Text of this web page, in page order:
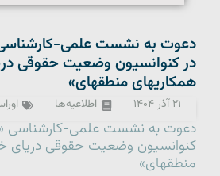
دعوت به نشست علمی-
در کنوانسیون وضعیت حقوقی
همکاریهای منطقهای»
۲۱ آذر ۱۴۰۴ اطلاعیه‌ها
دعوت به نشست علمی-کارشناسی
کنوانسیون وضعیت حقوقی دریای
منطقهای»